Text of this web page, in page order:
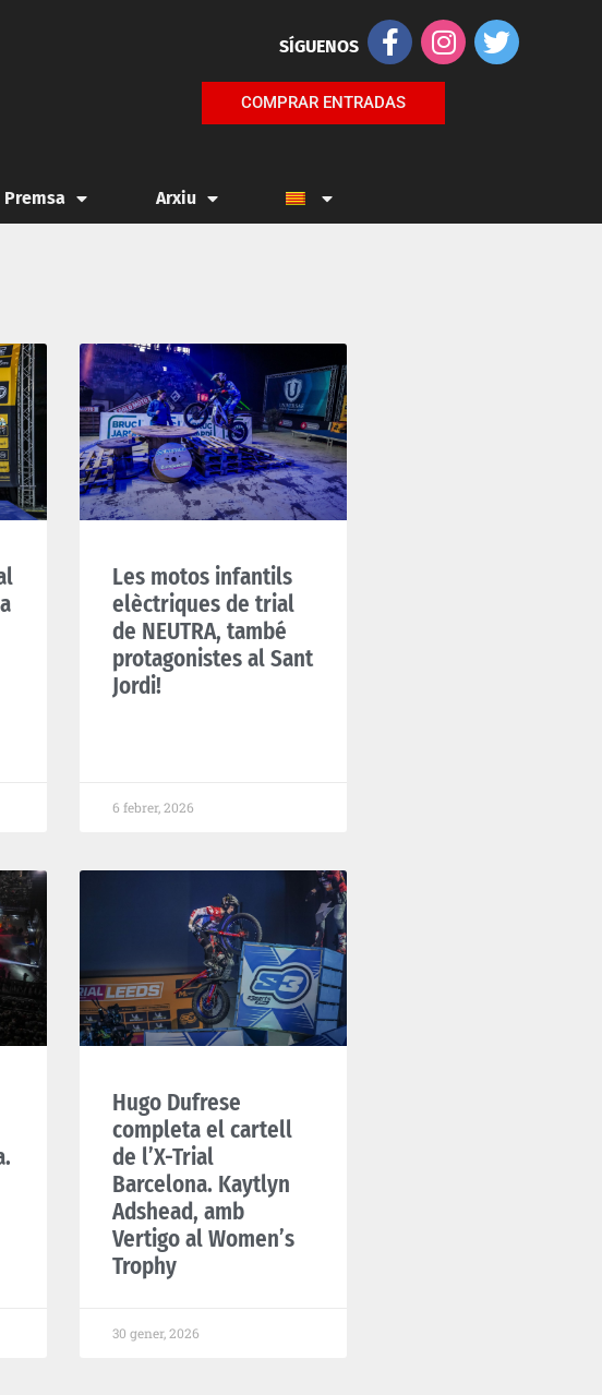
SÍGUENOS
COMPRAR ENTRADAS
Premsa Arxiu
Les motos infantils
elèctriques de trial
de NEUTRA, també
protagonistes al Sant
Jordi!
6 febrer, 2026
Hugo Dufrese
completa el cartell
de l’X-Trial
Barcelona. Kaytlyn
Adshead, amb
Vertigo al Women’s
Trophy
30 gener, 2026